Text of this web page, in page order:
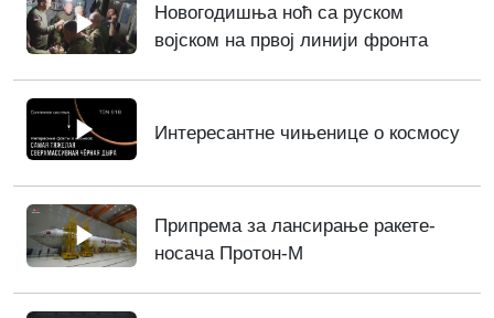
Новогодишња ноћ са руском
војском на првој линији фронта
Интересантне чињенице о космосу
Припрема за лансирање ракете-
носача Протон-М